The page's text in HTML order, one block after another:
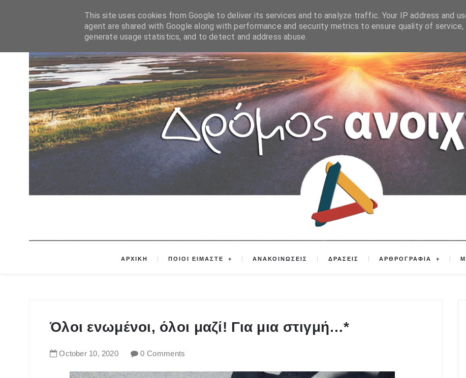
ΑΡΧΙΚΗ ΠΟΙΟΙ ΕΙΜΑΣΤΕ ΑΝΑΚΟΙΝΩΣΕΙΣ ΔΡΑΣΕΙΣ ΑΡΘΡΟΓΡΑΦΙΑ
Όλοι ενωμένοι, όλοι μαζί! Για μια στιγμή…*
October 10, 2020 0 Comments
This site uses cookies from Google to deliver its services and to analyze traffic. Your IP address and
agent are shared with Google along with performance and security metrics to ensure quality of service,
generate usage statistics, and to detect and address abuse.